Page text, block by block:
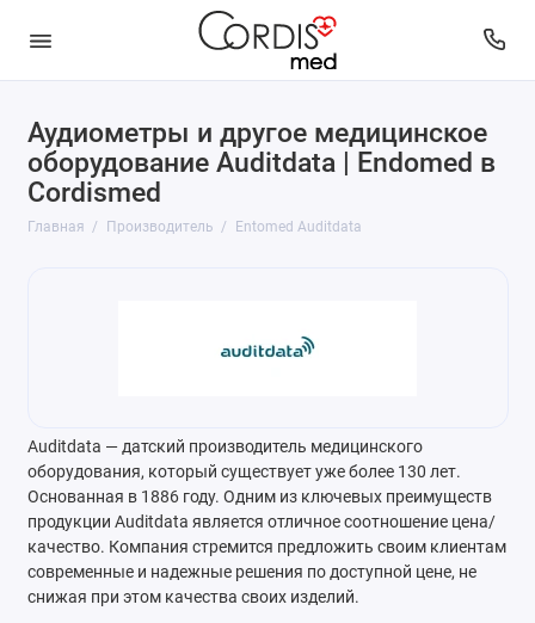
Аудиометры и другое медицинское
оборудование Auditdata | Endomed в
Cordismed
Главная Производитель Entomed Auditdata
Auditdata — датский производитель медицинского
оборудования, который существует уже более 130 лет.
Основанная в 1886 году. Одним из ключевых преимуществ
продукции Auditdata является отличное соотношение цена/
качество. Компания стремится предложить своим клиентам
современные и надежные решения по доступной цене, не
снижая при этом качества своих изделий.